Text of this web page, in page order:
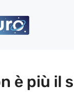
è più il